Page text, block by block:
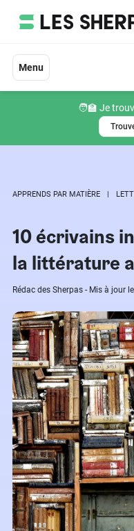
Menu
🧑‍🏫 Je
APPRENDS PAR MATIÈRE
10 écrivains
la littérature
Rédac des Sherpas - Mis à jour